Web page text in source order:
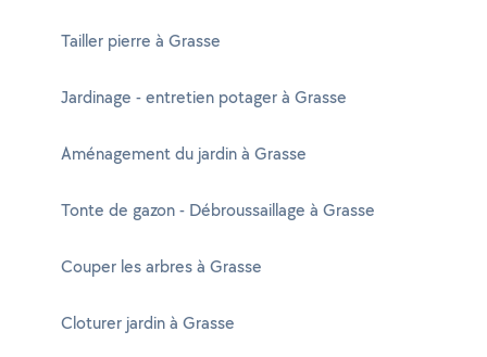
Tailler pierre à Grasse
Jardinage - entretien potager à Grasse
Aménagement du jardin à Grasse
Tonte de gazon - Débroussaillage à Grasse
Couper les arbres à Grasse
Cloturer jardin à Grasse